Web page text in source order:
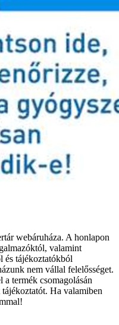
webáruháza. A honlapon
valamint
és tájékoztatókból
nem vállal felelősséget.
a termék csomagolásán
Ha valamiben